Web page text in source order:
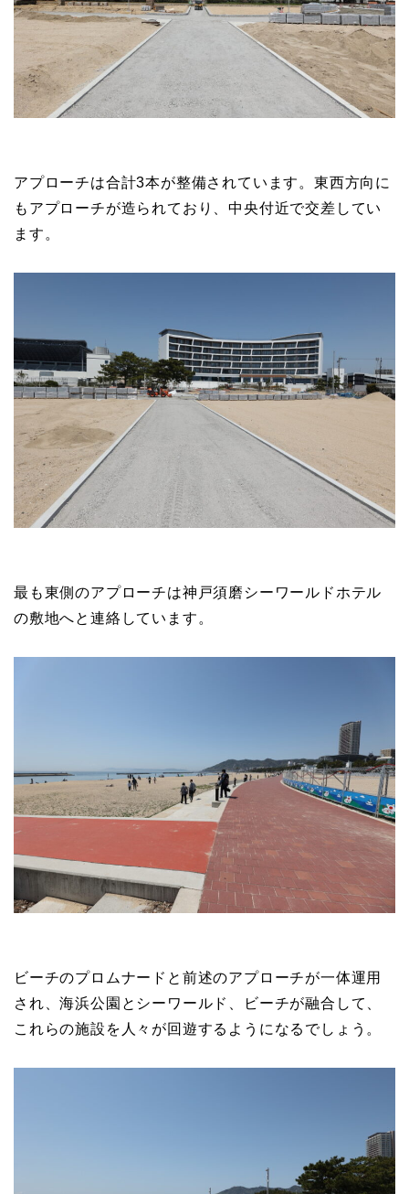
アプローチは合計3本が整備されています。東西方向に
もアプローチが造られており、中央付近で交差してい
ます。
最も東側のアプローチは神戸須磨シーワールドホテル
の敷地へと連絡しています。
ビーチのプロムナードと前述のアプローチが一体運用
され、海浜公園とシーワールド、ビーチが融合して、
これらの施設を人々が回遊するようになるでしょう。